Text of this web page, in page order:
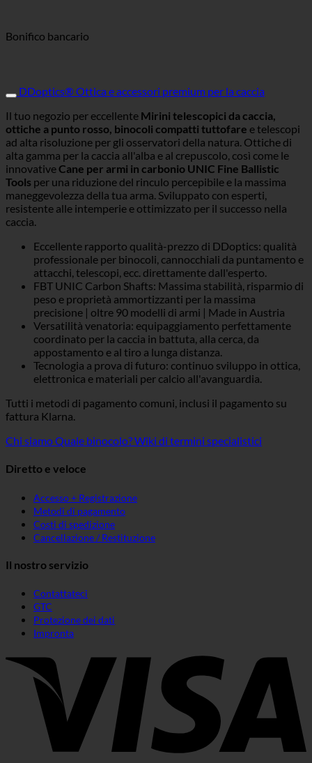
Bonifico bancario
DDoptics® Ottica e accessori premium per la caccia
Il tuo negozio per eccellente Mirini telescopici da caccia,
ottiche a punto rosso, binocoli compatti tuttofare e telescopi
ad alta risoluzione per gli osservatori della natura. Ottiche di
alta gamma per la caccia all'alba e al crepuscolo, così come le
innovativeCane per armi in carbonio UNIC Fine Ballistic
Tools per una riduzione del rinculo percepibile e la massima
maneggevolezza della tua arma. Sviluppato con esperti,
resistente alle intemperie e ottimizzato per il successo nella
caccia.
Eccellente rapporto qualità-prezzo di DDoptics: qualità
professionale per binocoli, cannocchiali da puntamento e
attacchi, telescopi, ecc. direttamente dall'esperto.
FBT UNIC Carbon Shafts: Massima stabilità, risparmio di
peso e proprietà ammortizzanti per la massima
precisione | oltre 90 modelli di armi | Made in Austria
Versatilità venatoria: equipaggiamento perfettamente
coordinato per la caccia in battuta, alla cerca, da
appostamento e al tiro a lunga distanza.
Tecnologia a prova di futuro: continuo sviluppo in ottica,
elettronica e materiali per calcio all'avanguardia.
Tutti i metodi di pagamento comuni, inclusi il pagamento su
fattura Klarna.
Chi siamoQuale binocolo?Wiki di termini specialistici
Diretto e veloce
Accesso + Registrazione
Metodi di pagamento
Costi di spedizione
Cancellazione / Restituzione
Il nostro servizio
Contattateci
GTC
Protezione dei dati
Impronta